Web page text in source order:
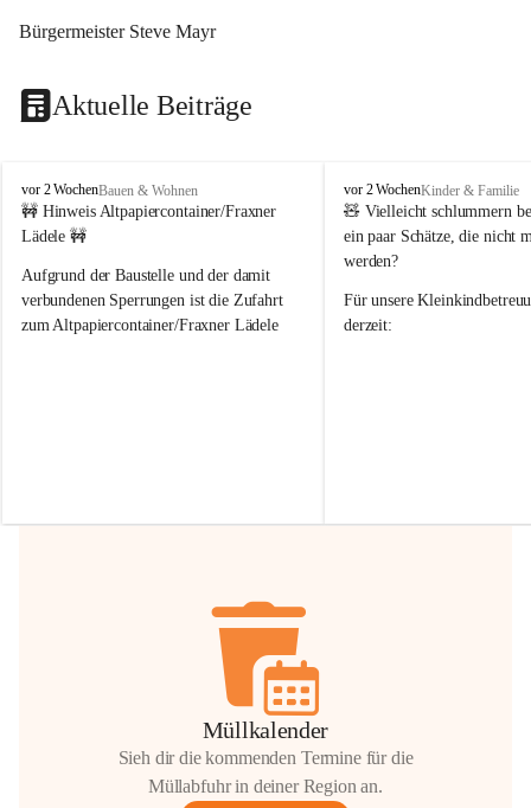
Bürgermeister Steve Mayr
Aktuelle Beiträge
F
r
a
e
r
n
vor 2 WochenBauen & Wohnen
🚧 Hinweis Altpapiercontainer/Fraxner
Lädele 🚧
Aufgrund der Baustelle und der damit
verbundenen Sperrungen ist die Zufahrt
zum Altpapiercontainer/Fraxner Lädele
Hilfsbereitschaft!
F
r
a
x
r
n
vor 2 WochenKinder & Familie
🧸 Vielleicht schlummern
ein paar Schätze, die nicht
werden?
Für unsere
derzeit:
Müllkalender
Sieh dir die kommenden Termine für die
Müllabfuhr in deiner Region an.